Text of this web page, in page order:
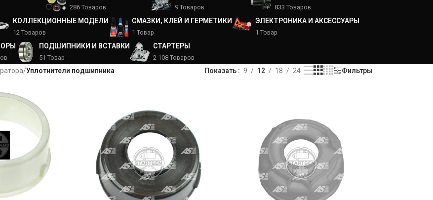
286 Товаров 9 Товаров 833 Товаров
КОЛЛЕКЦИОННЫЕ МОДЕЛИ
12 Товаров
СМАЗКИ, КЛЕЙ И ГЕРМЕТИКИ
1 Товар
ЭЛЕКТРОНИКА И АКСЕССУАРЫ
1 Товар
ПОДШИПНИКИ И ВСТАВКИ
51 Товар
СТАРТЕРЫ
2 108 Товаров
/Уплотнители подшипника Показать 9 12 18 24 Фильтры